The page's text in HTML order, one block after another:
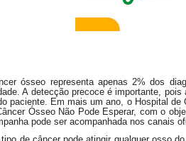
ósseo representa apenas 2% dos
A detecção precoce é importante,
paciente. Em mais um ano, o Hospital de
Ósseo Não Pode Esperar, com o
pode ser acompanhada nos canais